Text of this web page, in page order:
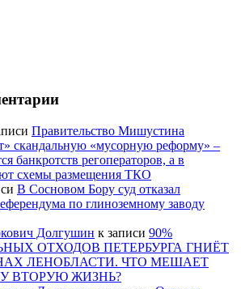
Правительство Мишустина
скандальную «мусорную реформу» –
банкротств регоператоров, а в
схемы размещения ТКО
В Сосновом Бору суд отказал
по глиноземному заводу
Долгушин к записи 90%
ОТХОДОВ ПЕТЕРБУРГА ГНИЁТ
ЛЕНОБЛАСТИ. ЧТО МЕШАЕТ
ВТОРУЮ ЖИЗНЬ?